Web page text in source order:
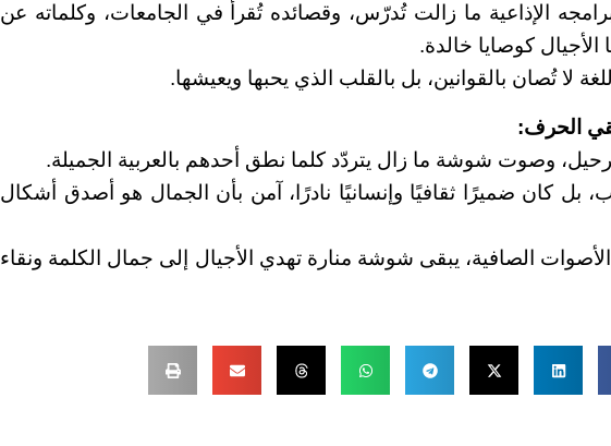
الإذاعية ما زالت تُدرّس، وقصائده تُقرأ في الجامعات، وكلماته عن
الأجيال كوصايا خالدة.
لا تُصان بالقوانين، بل بالقلب الذي يحبها ويعيشها.
الحرف:
وصوت شوشة ما زال يتردّد كلما نطق أحدهم بالعربية الجميلة.
كان ضميرًا ثقافيًا وإنسانيًا نادرًا، آمن بأن الجمال هو أصدق أشكال
الصافية، يبقى شوشة منارة تهدي الأجيال إلى جمال الكلمة ونقاء